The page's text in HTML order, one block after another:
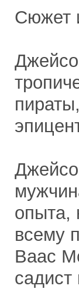
Сюжет
опыта,
всему
Ваас